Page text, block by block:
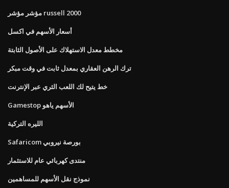
مؤشر مؤشر russell 2000
أسعار الأسهم في اكسل
مخطط معدل الاستهلاك على الأصول الثابتة
ترك الرهن العقاري بمعدل ثابت في وقت مبكر
خط يتيح لك اللعب الثري عبر الإنترنت
Gamestop الأسهم ياهو
الليره التركية
Safaricom بورصة نيروبي
منتدى كهربائي عام للاستثمار
نموذج نقل الأسهم للمساهمين